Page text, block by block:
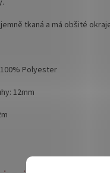
tkaná a má obšité
Polyester
12mm